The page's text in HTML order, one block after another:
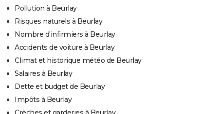
Pollution à Beurlay
Risques naturels à Beurlay
Nombre d'infirmiers à Beurlay
Accidents de voiture à Beurlay
Climat et historique météo de Beurlay
Salaires à Beurlay
Dette et budget de Beurlay
Impôts à Beurlay